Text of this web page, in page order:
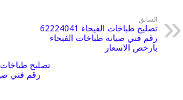
السابق
تصليح طباخات الفيحاء 62224041
رقم فني صيانة طباخات الفيحاء
بارخص الاسعار
رقم فني